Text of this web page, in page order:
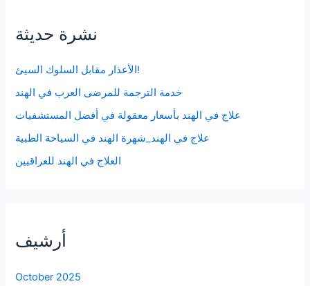
نشرة حديثة
الأعذار مقابل السلوك السيئ!
خدمة الترجمة للمرضى العرب في الهند
علاج في الهند بأسعار معقولة في أفضل المستشفيات
علاج في الهند_شهرة الهند في السياحة الطبية
العلاج في الهند للعراقيين
أرشيف
October 2025